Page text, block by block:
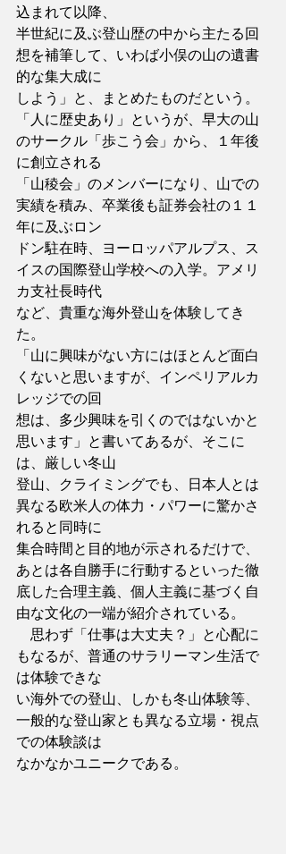
込まれて以降、
半世紀に及ぶ登山歴の中から主たる回
想を補筆して、いわば小俣の山の遺書
的な集大成に
しよう」と、まとめたものだという。
「人に歴史あり」というが、早大の山
のサークル「歩こう会」から、１年後
に創立される
「山稜会」のメンバーになり、山での
実績を積み、卒業後も証券会社の１１
年に及ぶロン
ドン駐在時、ヨーロッパアルプス、ス
イスの国際登山学校への入学。アメリ
カ支社長時代
など、貴重な海外登山を体験してき
た。
「山に興味がない方にはほとんど面白
くないと思いますが、インペリアルカ
レッジでの回
想は、多少興味を引くのではないかと
思います」と書いてあるが、そこに
は、厳しい冬山
登山、クライミングでも、日本人とは
異なる欧米人の体力・パワーに驚かさ
れると同時に
集合時間と目的地が示されるだけで、
あとは各自勝手に行動するといった徹
底した合理主義、個人主義に基づく自
由な文化の一端が紹介されている。
思わず「仕事は大丈夫？」と心配に
もなるが、普通のサラリーマン生活で
は体験できな
い海外での登山、しかも冬山体験等、
一般的な登山家とも異なる立場・視点
での体験談は
なかなかユニークである。